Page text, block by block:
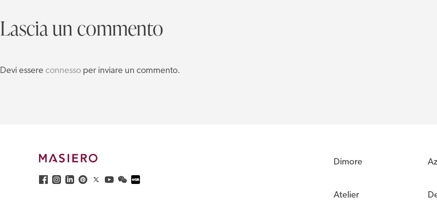
Lascia un commento
Devi essere connesso per inviare un commento.
Dimore
Atelier